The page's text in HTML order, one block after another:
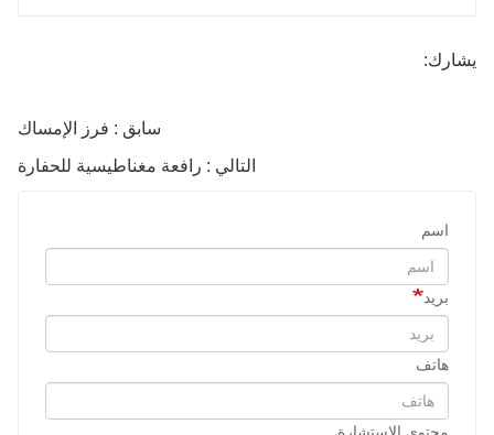
يشارك:
سابق : فرز الإمساك
التالي : رافعة مغناطيسية للحفارة
اسم
بريد
هاتف